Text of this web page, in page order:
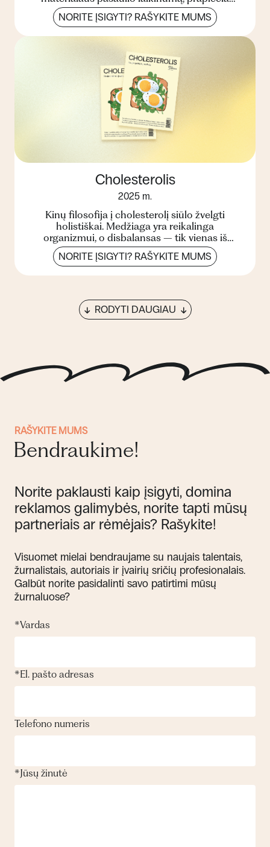
žinojimo ribas, pa...
NORITE ĮSIGYTI? RAŠYKITE MUMS
Cholesterolis
2025 m.
Kinų filosofija į cholesterolį siūlo žvelgti
holistiškai. Medžiaga yra reikalinga
organizmui, o disbalansas – tik vienas iš
sutrikusios sveikatos požy...
NORITE ĮSIGYTI? RAŠYKITE MUMS
RODYTI DAUGIAU
RAŠYKITE MUMS
Bendraukime!
Norite paklausti kaip įsigyti, domina
reklamos galimybės, norite tapti mūsų
partneriais ar rėmėjais? Rašykite!
Visuomet mielai bendraujame su naujais talentais,
žurnalistais, autoriais ir įvairių sričių profesionalais.
Galbūt norite pasidalinti savo patirtimi mūsų
žurnaluose?
*Vardas
*El. pašto adresas
Telefono numeris
*Jūsų žinutė